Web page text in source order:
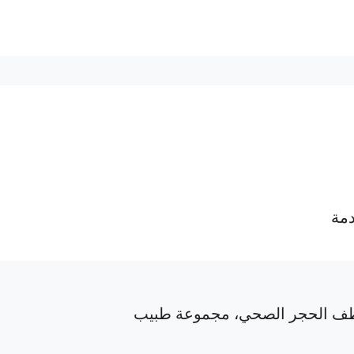
الحجر الصحي، مجموعة طبيب